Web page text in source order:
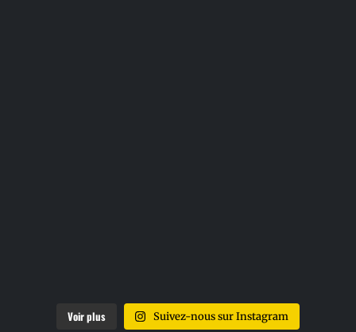
Voir plus Suivez-nous sur Instagram